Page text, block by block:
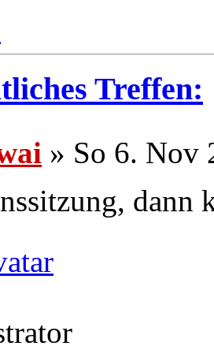
Treffen:
» So 6. Nov
dann